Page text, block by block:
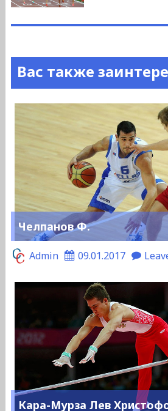
Вас также
Челпанов Ф.
Admin 09.01.2017
Кара-Мурза Лев